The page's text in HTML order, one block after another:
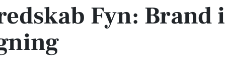
Fyn: Brand i